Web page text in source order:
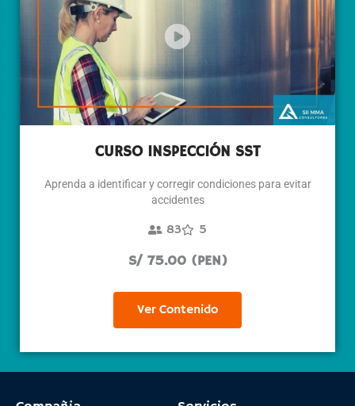
CURSO INSPECCIÓN SST
Aprenda a identificar y corregir condiciones para evitar
accidentes
83 5
S/ 75.00 (PEN)
Ver Contenido